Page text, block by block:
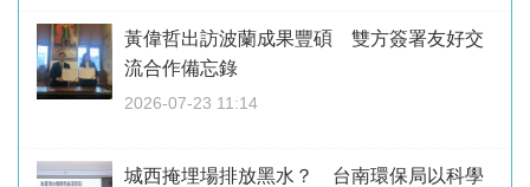
黃偉哲出訪波蘭成果豐碩 雙方簽署友好交
流合作備忘錄
2026-07-23 11:14
城西掩埋場排放黑水？ 台南環保局以科學